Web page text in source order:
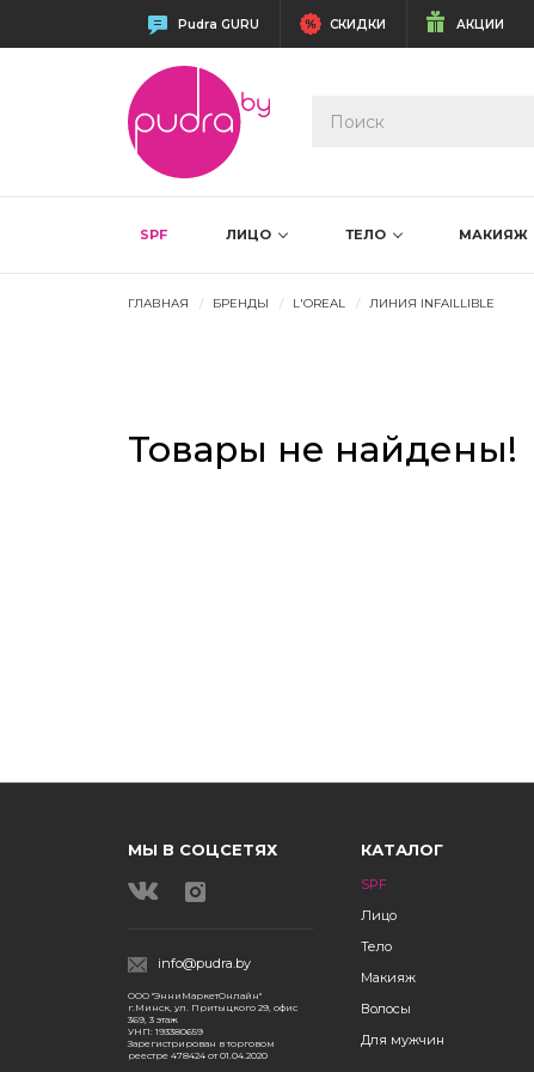
Pudra GURU СКИДКИ АКЦИИ
SPF ЛИЦО ТЕЛО МАКИЯЖ
ГЛАВНАЯ БРЕНДЫ L'OREAL ЛИНИЯ INFAILLIBLE
Товары не найдены!
МЫ В СОЦСЕТЯХ
info@pudra.by
ООО "ЭнниМаркетОнлайн"
г.Минск, ул. Притыцкого 29, офис
369, 3 этаж
УНП: 193380659
Зарегистрирован в торговом
реестре 478424 от 01.04.2020
КАТАЛОГ
SPF
Лицо
Тело
Макияж
Волосы
Для мужчин